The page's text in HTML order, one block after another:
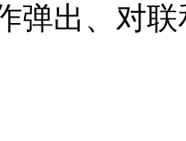
弹出、对